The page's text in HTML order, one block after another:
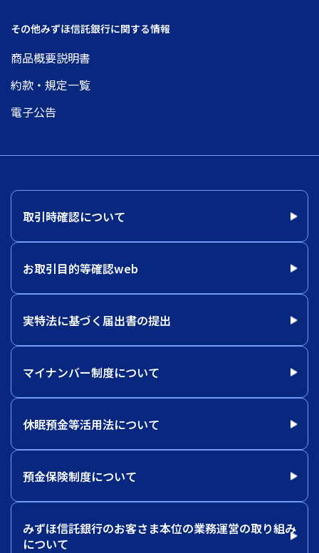
その他みずほ信託銀行に関する情報
商品概要説明書
約款・規定一覧
電子公告
取引時確認について
お取引目的等確認web
実特法に基づく届出書の提出
マイナンバー制度について
休眠預金等活用法について
預金保険制度について
みずほ信託銀行のお客さま本位の業務運営の取り組み
について